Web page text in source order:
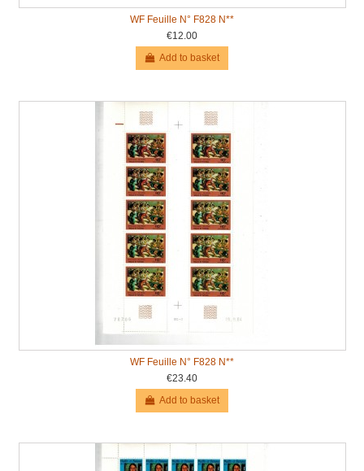
WF Feuille N° F828 N**
€12.00
Add to basket
WF Feuille N° F828 N**
€23.40
Add to basket